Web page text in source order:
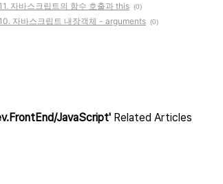
11. 자바스크립트의 함수 호출과 this (0)
10. 자바스크립트 내장객체 - arguments (0)
JavaScript' Related Articles